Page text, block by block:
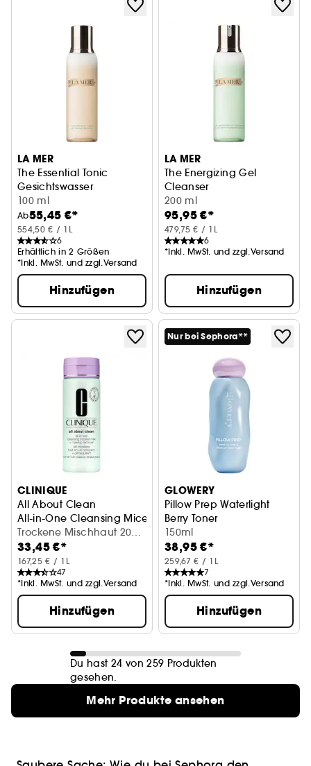
LA MER
The Essential Tonic
Gesichtswasser
100 ml
Ab55,45 €*
554,50 € / 1L
6
Erhältlich in 2 Größen
*Inkl. MwSt. und zzgl.Versand
Hinzufügen
LA MER
The Energizing Gel
Cleanser
Reinigung
200 ml
95,95 €*
479,75 € / 1L
6
*Inkl. MwSt. und zzgl.Versand
Hinzufügen
CLINIQUE
All About Clean
All-in-One Cleansing Micellar Milk & Makeup Remover
Trockene Mischhaut 200
ml
33,45 €*
167,25 € / 1L
47
*Inkl. MwSt. und zzgl.Versand
Hinzufügen
Nur bei Sephora**
GLOWERY
Pillow Prep Waterlight
Berry Toner
antioxidativ mit
150ml
38,95 €*
259,67 € / 1L
7
*Inkl. MwSt. und zzgl.Versand
Hinzufügen
Du hast 24 von 259 Produkten
gesehen.
Mehr Produkte ansehen